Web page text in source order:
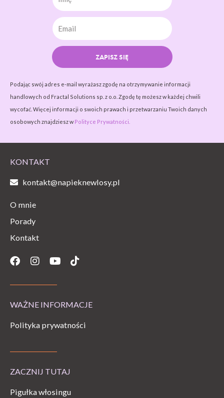
ZAPISZ SIĘ
Podając swój adres e-mail wyrażasz zgodę na otrzymywanie informacji
handlowych od Fractal Solutions sp. z o.o. Zgodę tę możesz w każdej chwili
wycofać. Więcej informacji o swoich prawach i przetwarzaniu Twoich danych
osobowych znajdziesz w Polityce Prywatności.
KONTAKT
kontakt@napieknewlosy.pl
O mnie
Porady
Kontakt
Facebook
Instagram
YoutubeTiktok
WAŻNE INFORMACJE
Polityka prywatności
ZACZNIJ TUTAJ
Pigułka włosingu